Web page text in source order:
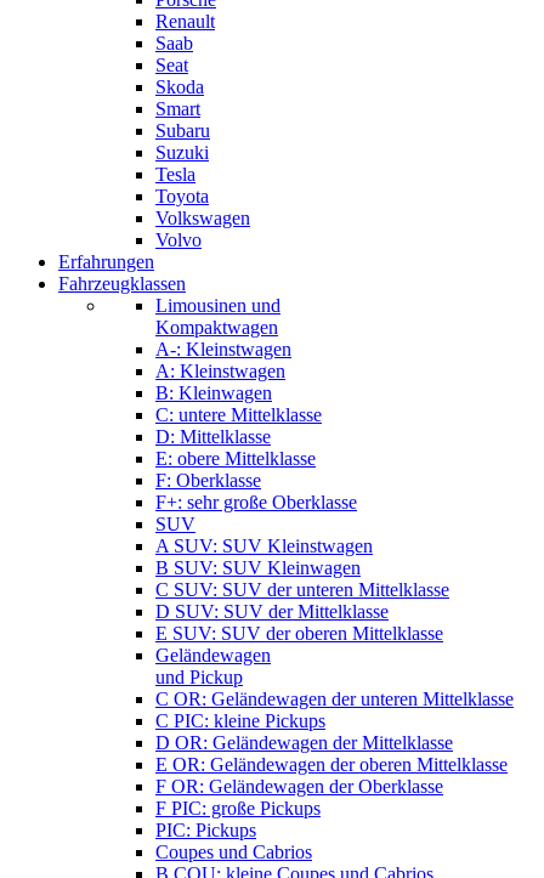
Renault
Saab
Seat
Skoda
Smart
Subaru
Suzuki
Tesla
Toyota
Volkswagen
Volvo
Erfahrungen
Fahrzeugklassen
Limousinen und
Kompaktwagen
A-: Kleinstwagen
A: Kleinstwagen
B: Kleinwagen
C: untere Mittelklasse
D: Mittelklasse
E: obere Mittelklasse
F: Oberklasse
F+: sehr große Oberklasse
SUV
A SUV: SUV Kleinstwagen
B SUV: SUV Kleinwagen
C SUV: SUV der unteren Mittelklasse
D SUV: SUV der Mittelklasse
E SUV: SUV der oberen Mittelklasse
Geländewagen
und Pickup
C OR: Geländewagen der unteren Mittelklasse
C PIC: kleine Pickups
D OR: Geländewagen der Mittelklasse
E OR: Geländewagen der oberen Mittelklasse
F OR: Geländewagen der Oberklasse
F PIC: große Pickups
PIC: Pickups
Coupes und Cabrios
B COU: kleine Coupes und Cabrios